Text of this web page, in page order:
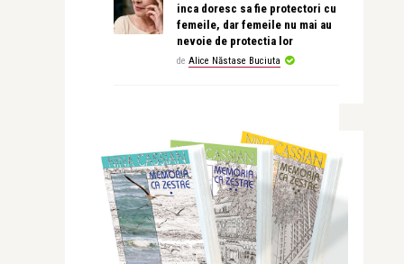
inca doresc sa fie protectori cu
femeile, dar femeile nu mai au
nevoie de protectia lor
de Alice Năstase Buciuta